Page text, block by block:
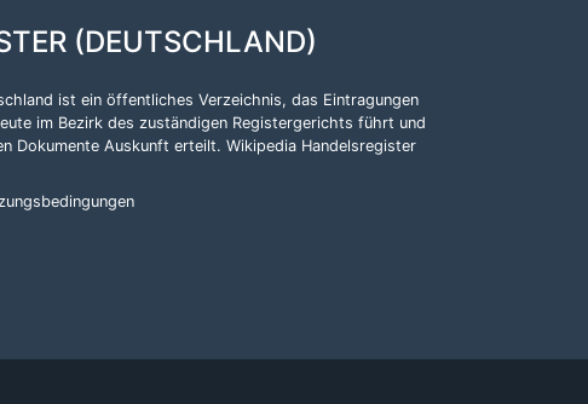
(DEUTSCHLAND)
ist ein öffentliches Verzeichnis, das Eintragungen
im Bezirk des zuständigen Registergerichts führt und
Dokumente Auskunft erteilt. Wikipedia Handelsregister